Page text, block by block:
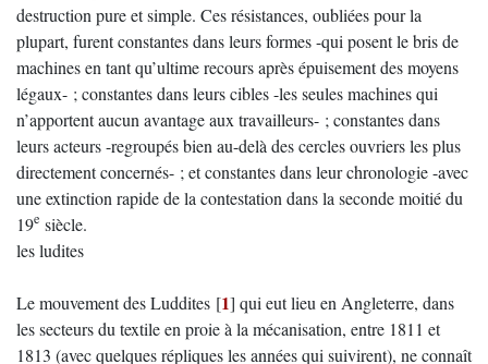
destruction pure et simple. Ces résistances, oubliées pour la
plupart, furent constantes dans leurs formes -qui posent le bris de
machines en tant qu’ultime recours après épuisement des moyens
légaux- ; constantes dans leurs cibles -les seules machines qui
n’apportent aucun avantage aux travailleurs- ; constantes dans
leurs acteurs -regroupés bien au-delà des cercles ouvriers les plus
directement concernés- ; et constantes dans leur chronologie -avec
une extinction rapide de la contestation dans la seconde moitié du
19e siècle.
les ludites
Le mouvement des Luddites [1] qui eut lieu en Angleterre, dans
les secteurs du textile en proie à la mécanisation, entre 1811 et
1813 (avec quelques répliques les années qui suivirent), ne connaît